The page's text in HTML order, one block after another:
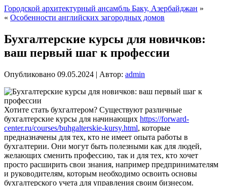
Городской архитектурный ансамбль Баку, Азербайджан »
« Особенности английских загородных домов
Бухгалтерские курсы для новичков:
ваш первый шаг к профессии
Опубликовано 09.05.2024 | Автор: admin
Хотите стать бухгалтером? Существуют различные
бухгалтерские курсы для начинающих https://forward-
center.ru/courses/buhgalterskie-kursy.html, которые
предназначены для тех, кто не имеет опыта работы в
бухгалтерии. Они могут быть полезными как для людей,
желающих сменить профессию, так и для тех, кто хочет
просто расширить свои знания, например предпринимателям
и руководителям, которым необходимо освоить основы
бухгалтерского учета для управления своим бизнесом.